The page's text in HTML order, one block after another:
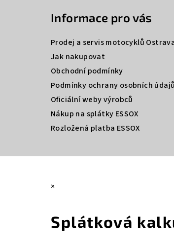
Informace pro vás
Prodej a servis motocyklů
Jak nakupovat
Obchodní podmínky
Podmínky ochrany osobních údajů
Oficiální weby výrobců
Nákup na splátky ESSOX
Rozložená platba ESSOX
×
Splátková